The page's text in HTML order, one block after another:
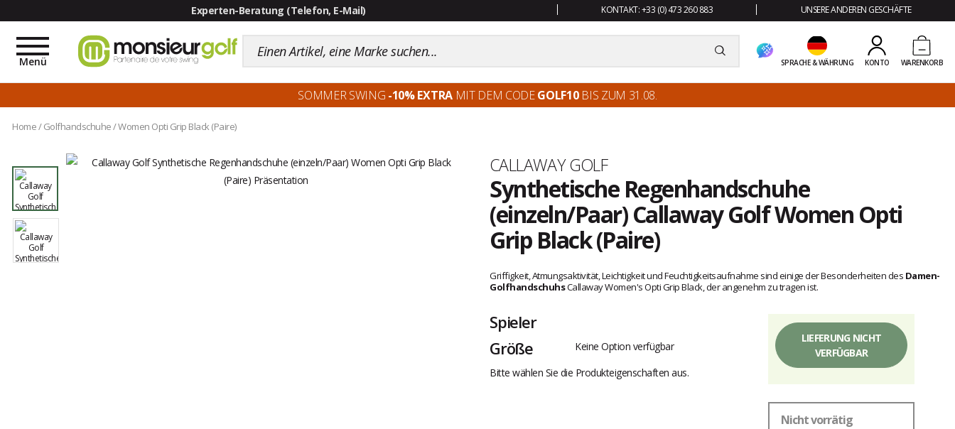
KONTAKT: +33 (0) 473 260 883 UNSERE ANDEREN GESCHÄFTE
SPRACHE & WÄHRUNG KONTO WARENKORB
Toggle
navigation
Menü
SOMMER SWING -10% EXTRAMIT DEM CODEGOLF10BIS ZUM 31.08.
Home/ Golfhandschuhe/Women Opti Grip Black (Paire)
Marke
CALLAWAY GOLF
Synthetische Regenhandschuhe
(einzeln/Paar) Callaway Golf Women Opti
Grip Black (Paire)
Griffigkeit, Atmungsaktivität, Leichtigkeit und Feuchtigkeitsaufnahme sind einige der Besonderheiten des Damen-
GolfhandschuhsCallaway Women's Opti Grip Black, der angenehm zu tragen ist.
Spieler
Größe
Keine Option verfügbar
Bitte wählen Sie die Produkteigenschaften aus.
LIEFERUNG NICHT
VERFÜGBAR
Nicht vorrätig